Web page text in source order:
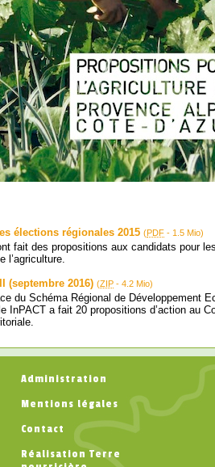
élections régionales 2015 (PDF - 1.5 Mio)
fait des propositions aux candidats pour
l’agriculture.
(septembre 2016) (ZIP - 4.2 Mio)
du Schéma Régional de Développement
InPACT a fait 20 propositions d’action au
Administration
Mentions légales
Contact
Réalisation Terre